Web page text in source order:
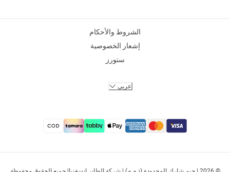
الشروط والأحكام
إشعار الخصوصية
ستورز
عربي